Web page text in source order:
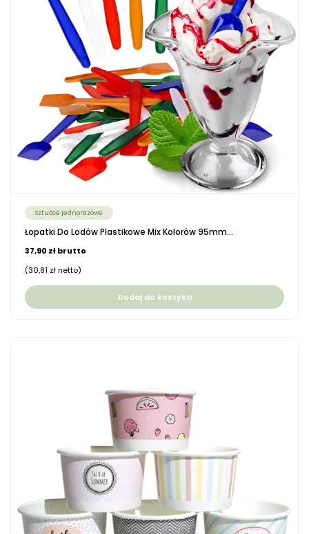
Sztućce jednorazowe
Łopatki Do Lodów Plastikowe Mix Kolorów 95mm...
37,90 zł brutto
(30,81 zł netto)
Dodaj do koszyka